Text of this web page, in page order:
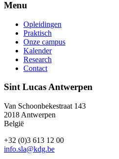
Menu
Opleidingen
Praktisch
Onze campus
Kalender
Research
Contact
Sint Lucas Antwerpen
Van Schoonbekestraat 143
2018 Antwerpen
België
+32 (0)3 613 12 00
info.sla@kdg.be